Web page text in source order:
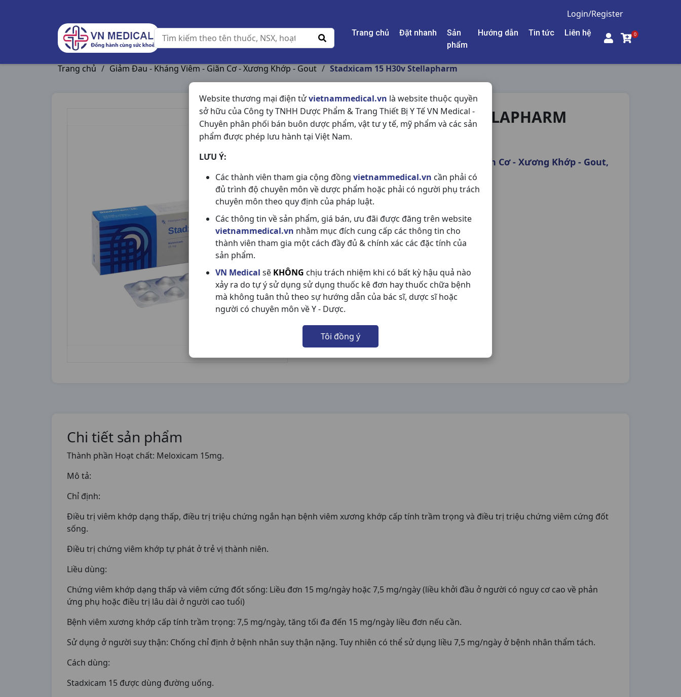
Login/Register
Trang chủ Đặt nhanh
Sản
phẩm
Hướng dẫn Tin tức Liên hệ 0
Website thương mại điện tửvietnammedical.vn là website thuộc quyền
sở hữu của Công ty TNHH Dược Phẩm & Trang Thiết Bị Y Tế VN Medical -
Chuyên phân phối bán buôn dược phẩm, vật tư y tế, mỹ phẩm và các sản
phẩm được phép lưu hành tại Việt Nam.
LƯU Ý:
Các thành viên tham gia cộng đồng vietnammedical.vn cần phải có
đủ trình độ chuyên môn về dược phẩm hoặc phải có người phụ trách
chuyên môn theo quy định của pháp luật.
Các thông tin về sản phẩm, giá bán, ưu đãi được đăng trên website
vietnammedical.vn nhằm mục đích cung cấp các thông tin cho
thành viên tham gia một cách đầy đủ & chính xác các đặc tính của
sản phẩm.
VN Medical sẽ KHÔNG chịu trách nhiệm khi có bất kỳ hậu quả nào
xảy ra do tự ý sử dụng sử dụng thuốc kê đơn hay thuốc chữa bệnh
mà không tuân thủ theo sự hướng dẫn của bác sĩ, dược sĩ hoặc
người có chuyên môn về Y - Dược.
Tôi đồng ý
Trang chủ / Giảm Đau - Kháng Viêm - Giãn Cơ - Xương Khớp - Gout / Stadxicam 15 H30v Stellapharm
STADXICAM 15 H30V STELLAPHARM
NSX:Stellapharm
Giảm Đau - Kháng Viêm - Giãn Cơ - Xương Khớp - Gout,
Chia sẻ qua mạng xã hội:
Chi tiết sản phẩm
Thành phần Hoạt chất: Meloxicam 15mg.
Mô tả:
Chỉ định:
Điều trị viêm khớp dạng thấp, điều trị triệu chứng ngắn hạn bệnh viêm xương khớp cấp tính trầm trọng và điều trị triệu chứng viêm cứng đốt
sống.
Điều trị chứng viêm khớp tự phát ở trẻ vị thành niên.
Liều dùng:
Chứng viêm khớp dạng thấp và viêm cứng đốt sống: Liều đơn 15 mg/ngày hoặc 7,5 mg/ngày (liều khởi đầu ở người có nguy cơ cao về phản
ứng phụ hoặc điều trị lâu dài ở người cao tuổi)
Bệnh viêm xương khớp cấp tính trầm trọng: 7,5 mg/ngày, tăng tối đa đến 15 mg/ngày liều đơn nếu cần.
Sử dụng ở người suy thận: Chống chỉ định ở bệnh nhân suy thận nặng. Tuy nhiên có thể sử dụng liều 7,5 mg/ngày ở bệnh nhân thẩm tách.
Cách dùng:
Stadxicam 15 được dùng đường uống.